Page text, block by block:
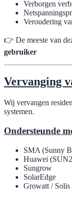
Verborgen
Veroudering
👉 De meeste van
gebruiker
Vervanging
Wij vervangen
systemen.
Ondersteunde
SMA (Sunny
Huawei
Sungrow
SolarEdge
Growatt / Solis